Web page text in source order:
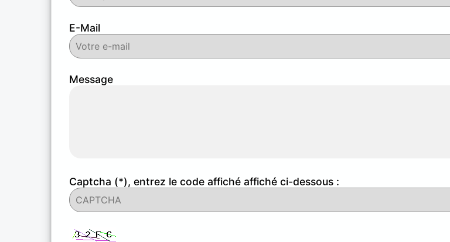
E-Mail
Message
Captcha (*), entrez le code affiché affiché ci-dessous :